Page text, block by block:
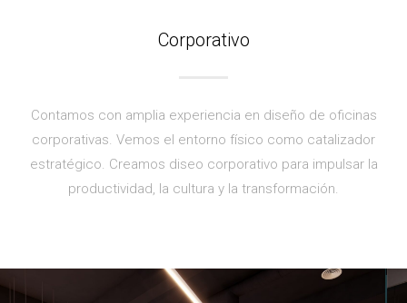
Corporativo
Contamos con amplia experiencia en diseño de oficinas
corporativas. Vemos el entorno físico como catalizador
estratégico. Creamos diseo corporativo para impulsar la
productividad, la cultura y la transformación.